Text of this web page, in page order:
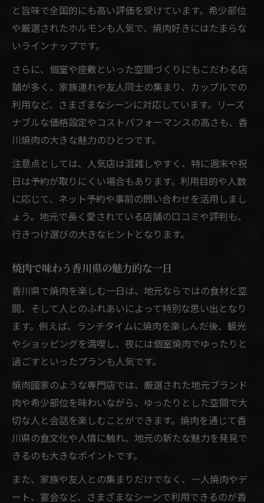
と旨味で全国的にも高い評価を受けています。希少部位
や厳選されたホルモンも人気で、焼肉好きにはたまらな
いラインナップです。
さらに、個室や座敷といった空間づくりにもこだわる店
舗が多く、家族連れや友人同士の集まり、カップルでの
利用など、さまざまなシーンに対応しています。リーズ
ナブルな価格設定やコストパフォーマンスの高さも、香
川焼肉の大きな魅力のひとつです。
注意点としては、人気店は混雑しやすく、特に週末や祝
日は予約が取りにくい場合もあります。利用目的や人数
に応じて、ネット予約や事前の問い合わせを活用しまし
ょう。地元で長く愛されている店舗の口コミや評判も、
行きつけ選びの大きなヒントとなります。
焼肉で味わう香川県の魅力的な一日
香川県で焼肉を楽しむ一日は、地元ならではの食材と空
間、そして人とのふれあいによって特別な思い出となり
ます。例えば、ランチタイムに焼肉を楽しんだ後、観光
やショッピングを満喫し、夜には個室焼肉でゆったりと
過ごすといったプランも人気です。
焼肉國家のような専門店では、厳選された地元ブランド
肉や希少部位を味わいながら、ゆったりとした空間で大
切な人と会話を楽しむことができます。焼肉を通じて香
川県の食文化や人情に触れ、地元の新たな魅力を発見で
きるのも大きなポイントです。
また、家族や友人との集まりだけでなく、一人焼肉やデ
ート、宴会など、さまざまなシーンで利用できるのが香